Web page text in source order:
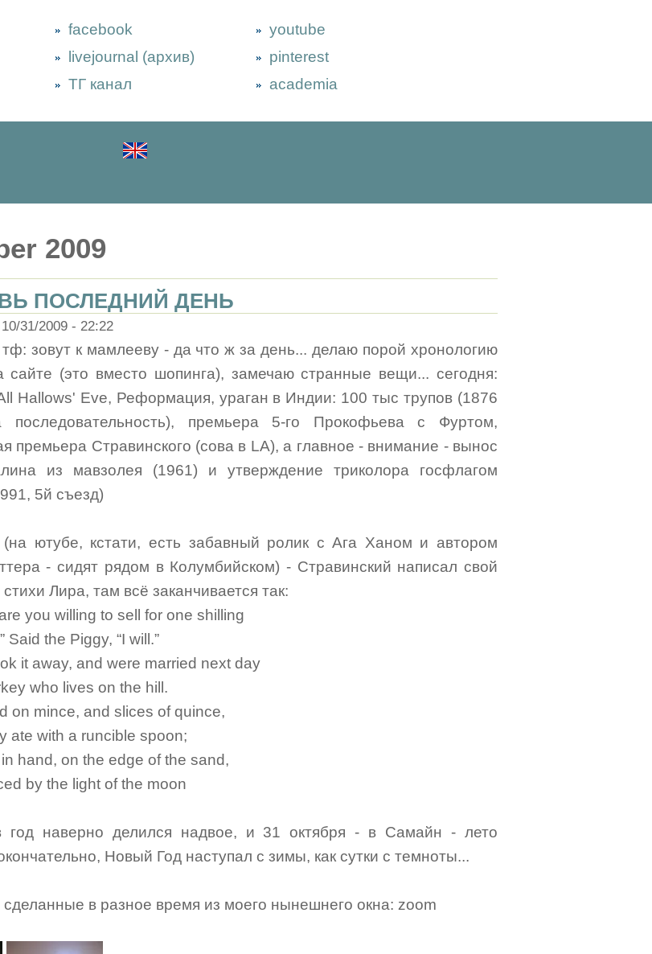
facebook
livejournal (архив)
ТГ канал
youtube
pinterest
academia
2009
ПОСЛЕДНИЙ ДЕНЬ
31/2009 - 22:22
тф: зовут к мамлееву - да что ж за день... делаю порой хронологию
сайте (это вместо шопинга), замечаю странные вещи... сегодня:
Hallows' Eve, Реформация, ураган в Индии: 100 тыс трупов (1876
премьера 5-го Прокофьева с Фуртом,
премьера Стравинского (сова в LA), а главное - внимание - вынос
из мавзолея (1961) и утверждение триколора госфлагом
5й съезд)
ютубе, кстати, есть забавный ролик с Ага Ханом и автором
- сидят рядом в Колумбийском) - Стравинский написал свой
Лира, там всё заканчивается так:
you willing to sell for one shilling
Said the Piggy, “I will.”
it away, and were married next day
who lives on the hill.
on mince, and slices of quince,
ate with a runcible spoon;
hand, on the edge of the sand,
by the light of the moon
год наверно делился надвое, и 31 октября - в Самайн - лето
Новый Год наступал с зимы, как сутки с темноты...
в разное время из моего нынешнего окна: zoom